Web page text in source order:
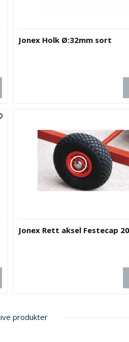
Jonex Holk Ø:32mm sort
Jonex Rett aksel Festecap
produkter